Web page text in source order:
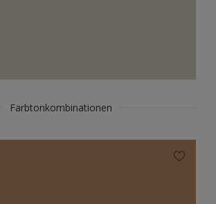
Farbtonkombinationen